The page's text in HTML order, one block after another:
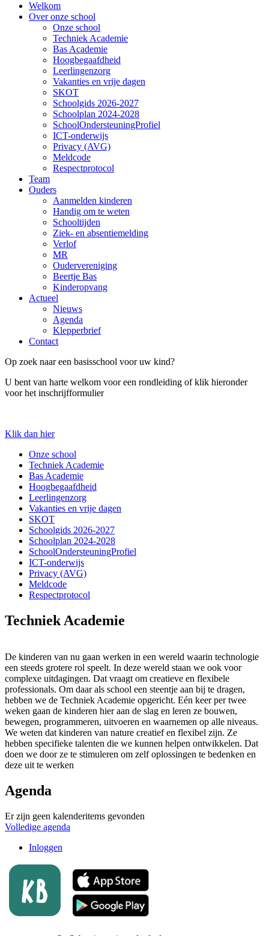
Welkom
Over onze school
Onze school
Techniek Academie
Bas Academie
Hoogbegaafdheid
Leerlingenzorg
Vakanties en vrije dagen
SKOT
Schoolgids 2026-2027
Schoolplan 2024-2028
SchoolOndersteuningProfiel
ICT-onderwijs
Privacy (AVG)
Meldcode
Respectprotocol
Team
Ouders
Aanmelden kinderen
Handig om te weten
Schooltijden
Ziek- en absentiemelding
Verlof
MR
Oudervereniging
Beertje Bas
Kinderopvang
Actueel
Nieuws
Agenda
Klepperbrief
Contact
Op zoek naar een basisschool voor uw kind?
U bent van harte welkom voor een rondleiding of klik hieronder
voor het inschrijfformulier
Klik dan hier
Onze school
Techniek Academie
Bas Academie
Hoogbegaafdheid
Leerlingenzorg
Vakanties en vrije dagen
SKOT
Schoolgids 2026-2027
Schoolplan 2024-2028
SchoolOndersteuningProfiel
ICT-onderwijs
Privacy (AVG)
Meldcode
Respectprotocol
Techniek Academie
De kinderen van nu gaan werken in een wereld waarin technologie
een steeds grotere rol speelt. In deze wereld staan we ook voor
complexe uitdagingen. Dat vraagt om creatieve en flexibele
professionals. Om daar als school een steentje aan bij te dragen,
hebben we de Techniek Academie opgericht. Eén keer per twee
weken gaan de kinderen hier aan de slag en leren ze bouwen,
bewegen, programmeren, uitvoeren en waarnemen op alle niveaus.
We weten dat kinderen van nature creatief en flexibel zijn. Ze
hebben specifieke talenten die we kunnen helpen ontwikkelen. Dat
doen we door ze te stimuleren om zelf oplossingen te bedenken en
deze uit te werken
Agenda
Er zijn geen kalenderitems gevonden
Volledige agenda
Inloggen